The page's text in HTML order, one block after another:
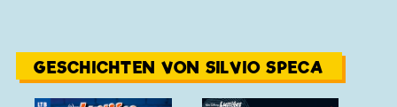
GESCHICHTEN VON SILVIO SPECA